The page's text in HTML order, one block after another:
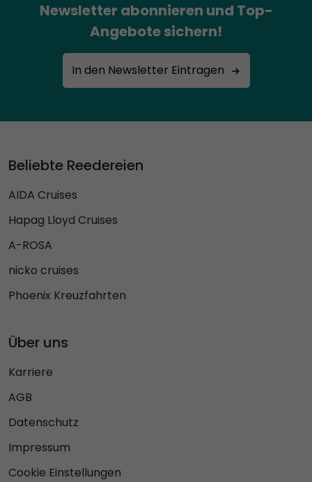
Newsletter abonnieren und Top-
Angebote sichern!
In den Newsletter Eintragen
Beliebte Reedereien
AIDA Cruises
Hapag Lloyd Cruises
A-ROSA
nicko cruises
Phoenix Kreuzfahrten
Über uns
Karriere
AGB
Datenschutz
Impressum
Cookie Einstellungen